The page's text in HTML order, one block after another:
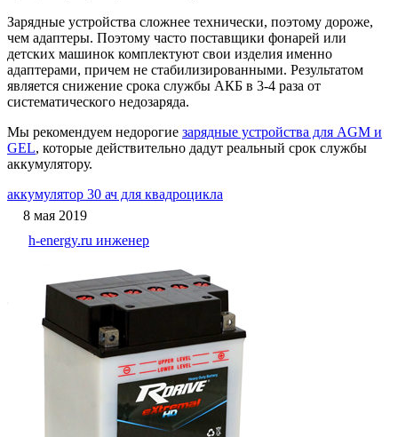
Зарядные устройства сложнее технически, поэтому дороже,
чем адаптеры. Поэтому часто поставщики фонарей или
детских машинок комплектуют свои изделия именно
адаптерами, причем не стабилизированными. Результатом
является снижение срока службы АКБ в 3-4 раза от
систематического недозаряда.
Мы рекомендуем недорогие зарядные устройства для AGM и
GEL, которые действительно дадут реальный срок службы
аккумулятору.
аккумулятор 30 ач для квадроцикла
8 мая 2019
h-energy.ru инженер